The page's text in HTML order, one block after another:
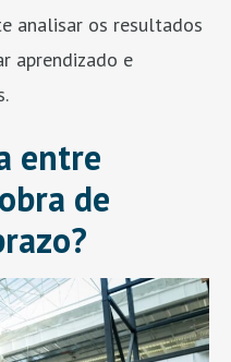
analisar os resultados
aprendizado e
entre
de